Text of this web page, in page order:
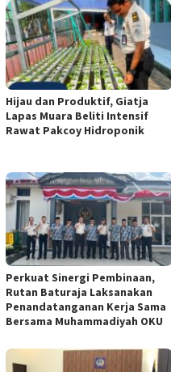
Hijau dan Produktif, Giatja
Lapas Muara Beliti Intensif
Rawat Pakcoy Hidroponik
Perkuat Sinergi Pembinaan,
Rutan Baturaja Laksanakan
Penandatanganan Kerja Sama
Bersama Muhammadiyah OKU